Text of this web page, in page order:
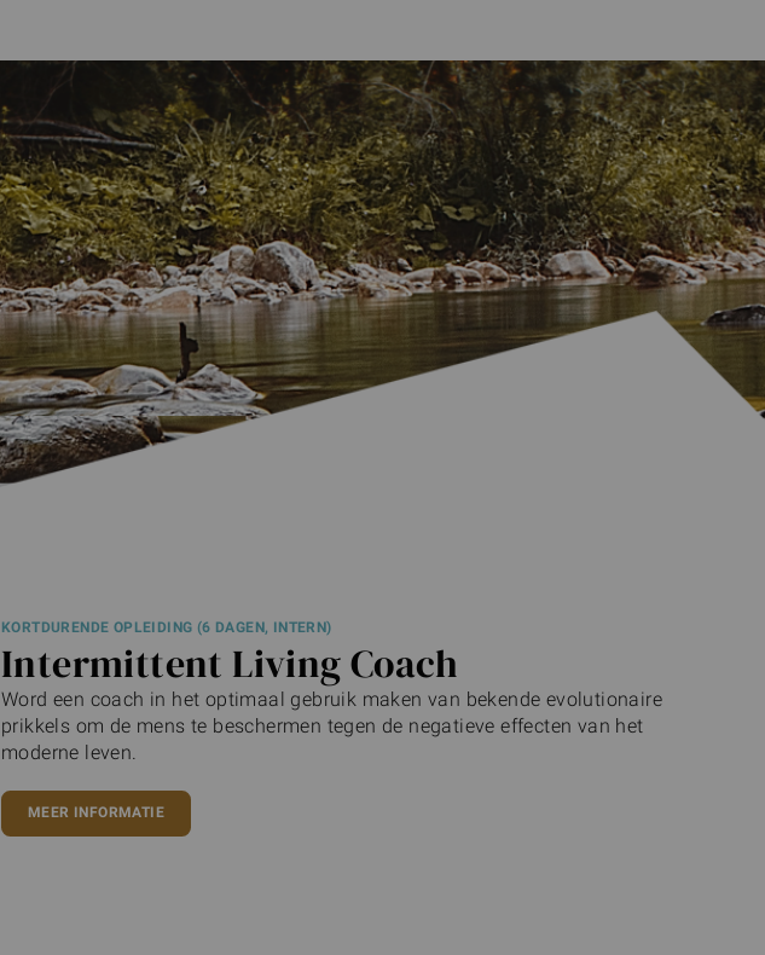
KORTDURENDE OPLEIDING (6 DAGEN, INTERN)
Intermittent Living Coach
Word een coach in het optimaal gebruik maken van bekende evolutionaire
prikkels om de mens te beschermen tegen de negatieve effecten van het
moderne leven.
MEER INFORMATIE